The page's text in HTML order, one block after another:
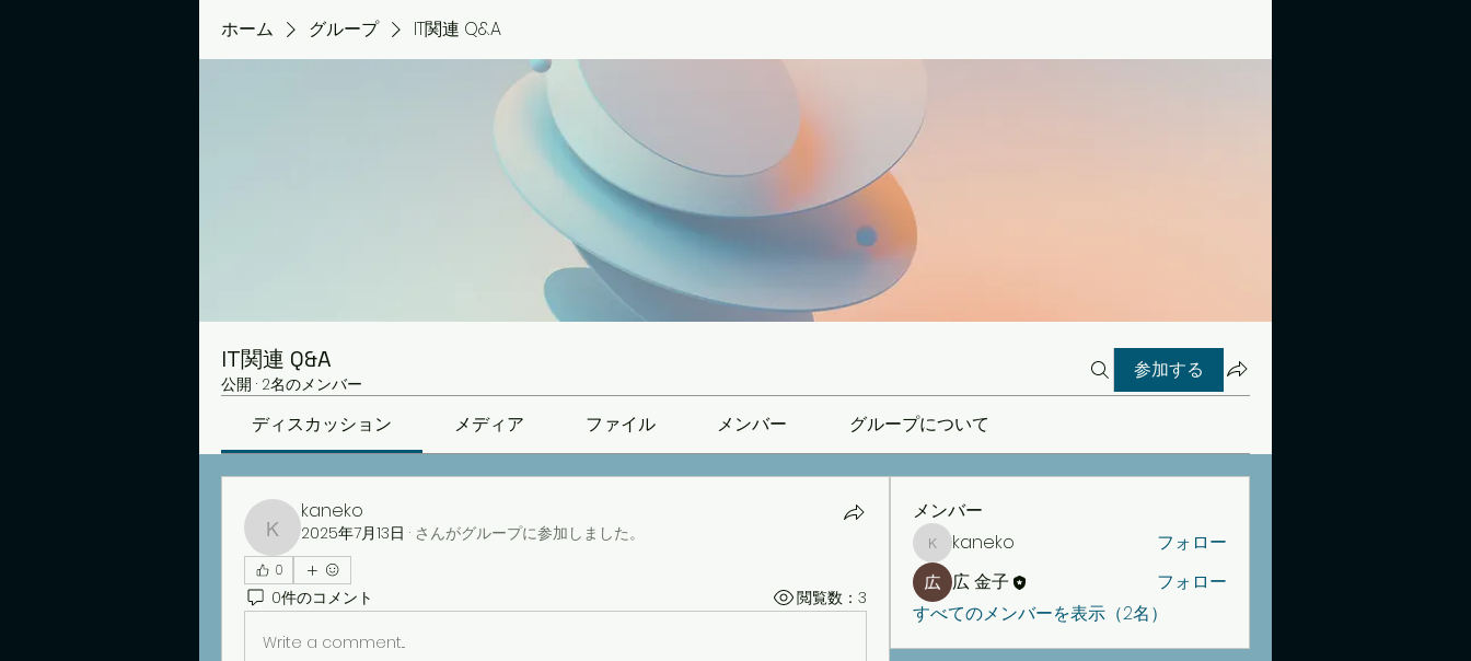
ホーム グループ IT関連 Q&A
IT関連 Q&A
公開 · 2名のメンバー
参加する
ディスカッション メディア ファイル メンバー グループについて
kaneko
kaneko
2025年7月13日 · さんがグループに参加しました。
0
0件のコメント 閲覧数：3
Write a comment...
メンバー
kaneko
kaneko
フォロー
広 金子
フォロー
すべてのメンバーを表示（2名）